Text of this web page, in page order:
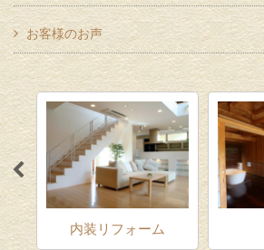
お客様のお声
内装リフォーム